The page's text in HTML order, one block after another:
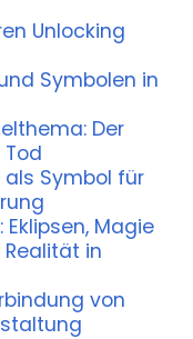
Unlocking
Symbolen in
Der
als Symbol für
Magie
in
von